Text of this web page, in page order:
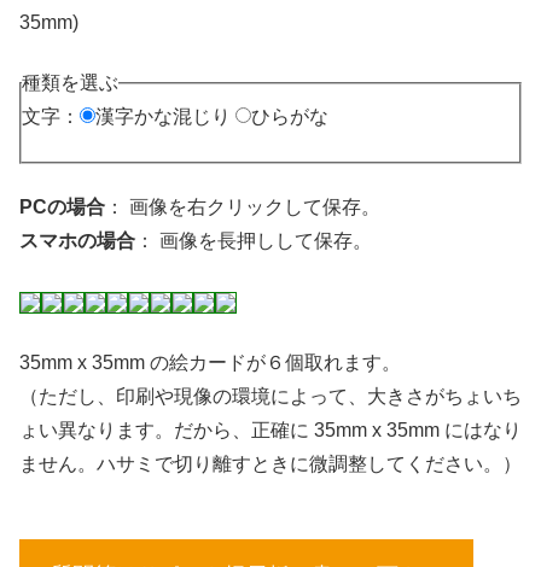
35mm)
種類を選ぶ
文字：
漢字かな混じり ひらがな
PCの場合 ： 画像を右クリックして保存。
スマホの場合 ： 画像を長押しして保存。
35mm x 35mm の絵カードが６個取れます。
（ただし、印刷や現像の環境によって、大きさがちょいち
ょい異なります。だから、正確に 35mm x 35mm にはなり
ません。ハサミで切り離すときに微調整してください。）